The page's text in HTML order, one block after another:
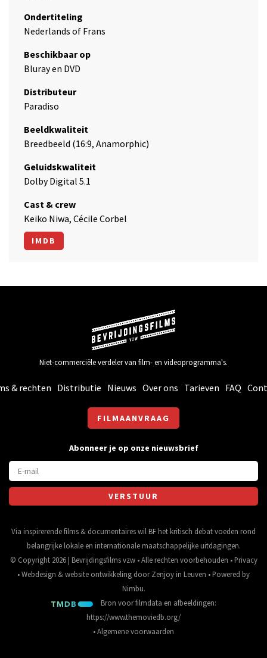
Ondertiteling
Nederlands of Frans
Beschikbaar op
Bluray en DVD
Distributeur
Paradiso
Beeldkwaliteit
Breedbeeld (16:9, Anamorphic)
Geluidskwaliteit
Dolby Digital 5.1
Cast & crew
Keiko Niwa, Cécile Corbel
IMDB
Niet-commerciële verdeler van film- en videoprogramma's.
& rechten Distributie Nieuws Over ons Tarieven FAQ
FILMAANVRAAG
Abonneer je op onze nieuwsbrief
Via inspirerende films & documentaires wil BF het kritisch debat voeden rond
belangrijke lokale en internationale maatschappelijke uitdagingen.
© Copyright 2026 | Bevrijdingsfilms vzw • Alle rechten voorbehouden • Privacy
•Webdesign &website ontwikkeling doorZenjoy in Leuven • Powered by
Nimbu.
Bron voor filmdata en afbeeldingen:
https://www.themoviedb.org/
•Algemene voorwaarden